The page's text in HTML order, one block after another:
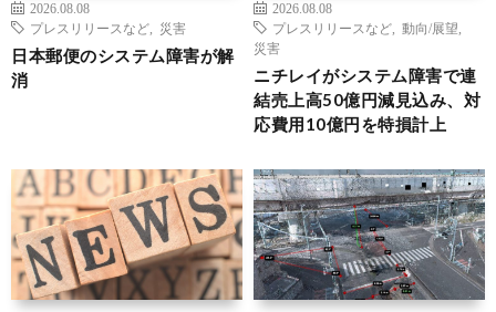
2026.08.08
プレスリリースなど
災害
日本郵便のシステム障害が解
消
2026.08.08
プレスリリースなど
動向/展望
災害
ニチレイがシステム障害で連
結売上高50億円減見込み、対
応費用10億円を特損計上